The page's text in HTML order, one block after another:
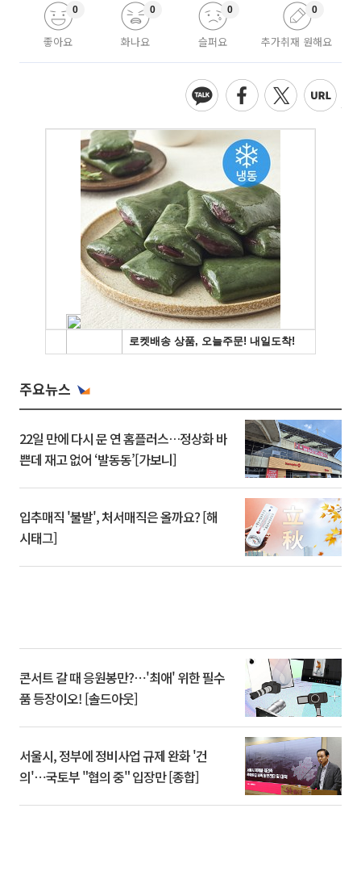
좋아요
0
화나요
0
슬퍼요
0
추가취재 원해요
0
주요뉴스
22일 만에 다시 문 연 홈플러스…정상화 바
쁜데 재고 없어 ‘발동동’[가보니]
입추매직 '불발', 처서매직은 올까요? [해
시태그]
콘서트 갈 때 응원봉만?⋯'최애' 위한 필수
품 등장이오! [솔드아웃]
서울시, 정부에 정비사업 규제 완화 '건
의'⋯국토부 "협의 중" 입장만 [종합]